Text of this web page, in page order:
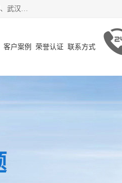
安徽泽西项目管理有限公司主营安徽合肥碳纤维加固、阜阳碳纤维加固、江西碳纤维加固、南京碳纤维加固、碳纤维加固、武汉碳纤维加固等业务，业务覆盖范围：安徽合肥、阜阳、江西、南京、武汉等区域。公司在钢筋混凝土结构改造加固、砌体结构改造加固、设计变更、结构改造加固、质量缺陷加固、地基加固等各加固改造领域具有优良的设计及施工经验。
客户案例 荣誉认证 联系方式